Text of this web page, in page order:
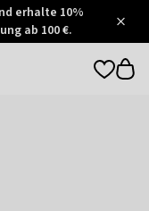
erhalte 10%
ab 100 €.